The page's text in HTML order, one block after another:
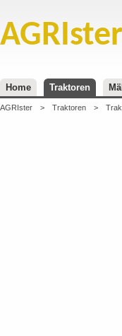
AGRIster
Home Traktoren
AGRIster > Traktoren >